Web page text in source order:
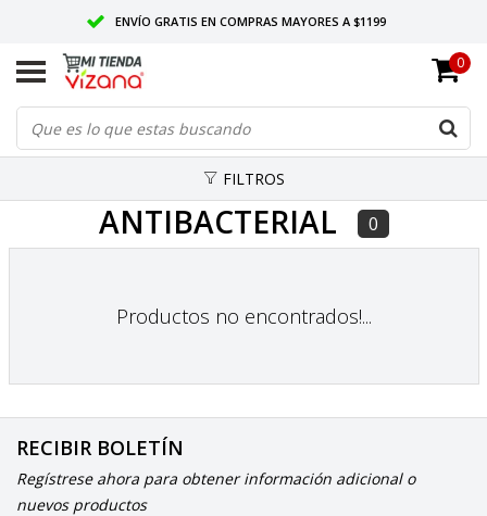
ENVÍO GRATIS EN COMPRAS MAYORES A $1199
CALIDAD VIZANA GARANTIZADA
0
FILTROS
ANTIBACTERIAL 0
Productos no encontrados!...
RECIBIR BOLETÍN
Regístrese ahora para obtener información adicional o
nuevos productos